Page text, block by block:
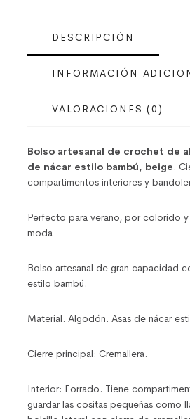
DESCRIPCIÓN
INFORMACIÓN
VALORACIONES (0)
Bolso artesanal de crochet de
de nácar estilo bambú, beige.
compartimentos interiores y
Perfecto para verano, por colorido
moda
Bolso artesanal de gran capacidad
estilo bambú.
Material: Algodón. Asas de nácar
Cierre principal: Cremallera.
Interior: Forrado. Tiene
guardar las cositas pequeñas como